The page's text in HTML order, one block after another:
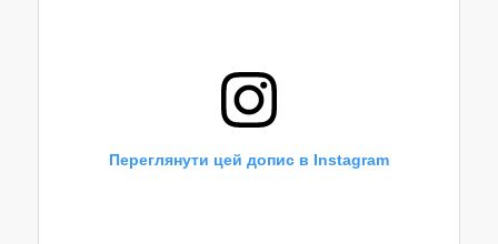
Переглянути цей допис в Instagram